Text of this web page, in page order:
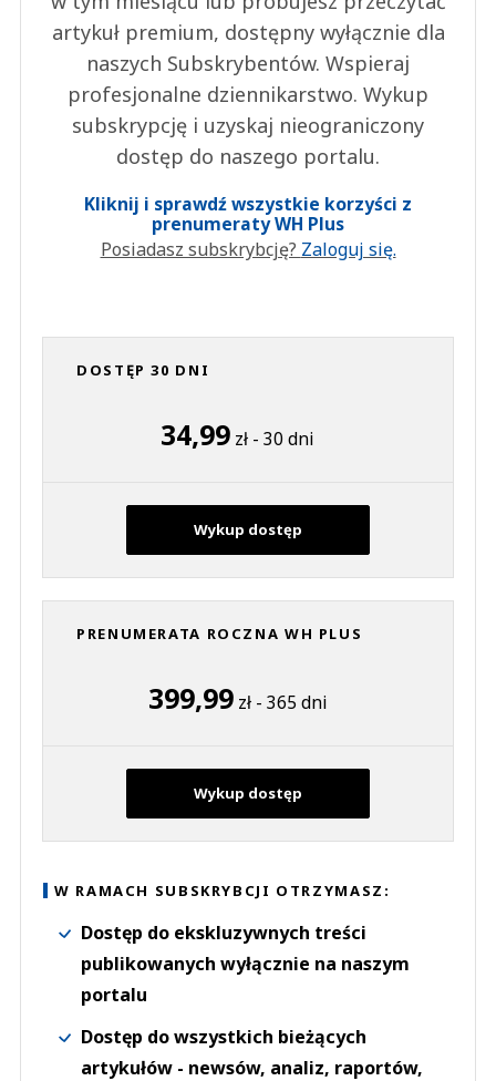
artykuł premium, dostępny wyłącznie dla
naszych Subskrybentów. Wspieraj
profesjonalne dziennikarstwo. Wykup
subskrypcję i uzyskaj nieograniczony
dostęp do naszego portalu.
Kliknij i sprawdź wszystkie korzyści z
prenumeraty WH Plus
Posiadasz subskrybcję? Zaloguj się.
DOSTĘP 30 DNI
34,99 zł - 30 dni
Wykup dostęp
PRENUMERATA ROCZNA WH PLUS
399,99zł - 365 dni
Wykup dostęp
W RAMACH SUBSKRYBCJI OTRZYMASZ:
Dostęp do ekskluzywnych treści
publikowanych wyłącznie na naszym
portalu
Dostęp do wszystkich bieżących
artykułów - newsów, analiz, raportów,